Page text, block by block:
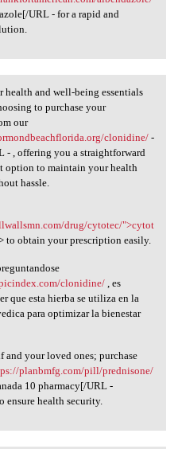
URL - for a rapid and
health and
health and well-being essentials
to purchase your
our
clonidine/-
- , offering you a straightforward
option to maintain your health
hassle.
drug/cytotec/">cytot
to obtain your prescription easily.
clonidine/, es
que esta hierba se utiliza en la
para optimizar la bienestar
and your loved ones; purchase
planbmfg.com/pill/prednisone/
10 pharmacy[/URL -
ensure health security.